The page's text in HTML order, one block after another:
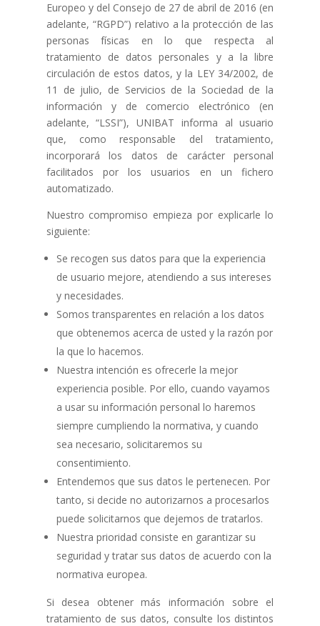
Europeo y del Consejo de 27 de abril de 2016 (en
adelante, “RGPD”) relativo a la protección de las
personas físicas en lo que respecta al
tratamiento de datos personales y a la libre
circulación de estos datos, y la LEY 34/2002, de
11 de julio, de Servicios de la Sociedad de la
información y de comercio electrónico (en
adelante, “LSSI”), UNIBAT informa al usuario
que, como responsable del tratamiento,
incorporará los datos de carácter personal
facilitados por los usuarios en un fichero
automatizado.
Nuestro compromiso empieza por explicarle lo
siguiente:
Se recogen sus datos para que la experiencia
de usuario mejore, atendiendo a sus intereses
y necesidades.
Somos transparentes en relación a los datos
que obtenemos acerca de usted y la razón por
la que lo hacemos.
Nuestra intención es ofrecerle la mejor
experiencia posible. Por ello, cuando vayamos
a usar su información personal lo haremos
siempre cumpliendo la normativa, y cuando
sea necesario, solicitaremos su
consentimiento.
Entendemos que sus datos le pertenecen. Por
tanto, si decide no autorizarnos a procesarlos
puede solicitarnos que dejemos de tratarlos.
Nuestra prioridad consiste en garantizar su
seguridad y tratar sus datos de acuerdo con la
normativa europea.
Si desea obtener más información sobre el
tratamiento de sus datos, consulte los distintos